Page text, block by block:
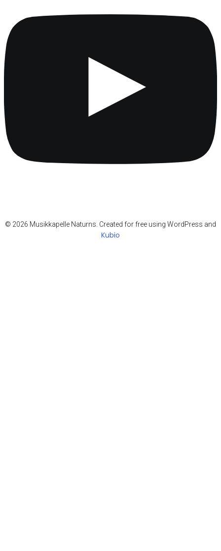
© 2026 Musikkapelle Naturns. Created for free using WordPress and
Kubio